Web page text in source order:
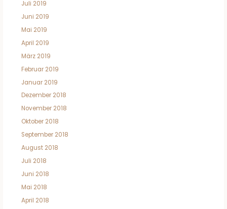
Juli 2019
Juni 2019
Mai 2019
April 2019
März 2019
Februar 2019
Januar 2019
Dezember 2018
November 2018
Oktober 2018
September 2018
August 2018
Juli 2018
Juni 2018
Mai 2018
April 2018